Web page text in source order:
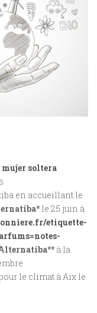
mujer soltera
en accueillant le
le 25 juin à
etiquette-
à la
le climat à Aix le